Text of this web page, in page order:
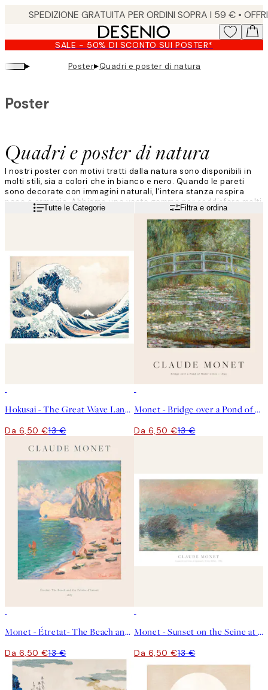
content.
SALE - 50% DI SCONTO SUI POSTER*
▸ Poster▸Quadri e poster di natura
Quadri e poster di natura
Poster
I nostri poster con motivi tratti dalla natura sono disponibili in
molti stili, sia a colori che in bianco e nero. Quando le pareti
sono decorate con immagini naturali, l'intera stanza respira
pace e armonia. Abbiamo una vasta gamma per soddisfare molti
stili di arredamento.
Leggi di piùTutte le Categorie Filtra e ordina
Hokusai - The Great Wave Landscape Poster
Da 6,50 €13 €
Monet - Bridge over a Pond of Water Lilies Poster
Da 6,50 €13 €
Monet - Étretat- The Beach and the Falaise d'Amont Poster
Da 6,50 €13 €
Monet - Sunset on the Seine at Lavacourt, Winter Effect Poster
Da 6,50 €13 €